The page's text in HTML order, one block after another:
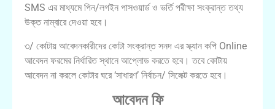
SMS এর মাধ্যমে পিন/লগইন পাসওয়ার্ড ও ভর্তি পরীক্ষা সংক্রান্ত তথ্য
উক্ত নাম্বারে দেওয়া হবে।
৩/ কোটায় আবেদনকারীদের কোটা সংক্রান্ত সনদ এর স্ক্যান কপি Online
আবেদন ফরমের নির্ধারিত স্থানে আপ্লোড করতে হবে। তবে কোটায়
আবেদন না করলে কোটার ঘরে ‘সাধারণ’ নির্বাচন/ সিলেক্ট করতে হবে।
আবেদন ফি